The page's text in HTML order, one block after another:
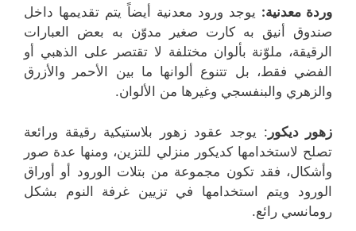
وردة معدنية: يوجد ورود معدنية أيضاً يتم تقديمها داخل
صندوق أنيق به كارت صغير مدوّن به بعض العبارات
الرقيقة، ملوّنة بألوان مختلفة لا تقتصر على الذهبي أو
الفضي فقط، بل تتنوع ألوانها ما بين الأحمر والأزرق
والزهري والبنفسجي وغيرها من الألوان.
زهور ديكور : يوجد عقود زهور بلاستيكية رقيقة ورائعة
تصلح لاستخدامها كديكور منزلي للتزين، ومنها عدة صور
وأشكال، فقد تكون مجموعة من بتلات الورود أو أوراق
الورود ويتم استخدامها في تزيين غرفة النوم بشكل
رومانسي رائع.